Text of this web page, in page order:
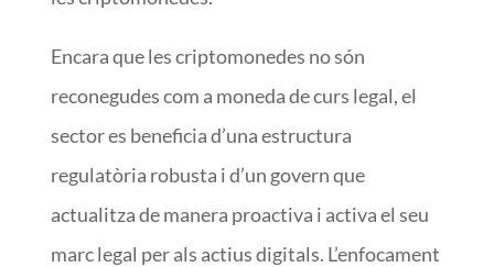
Encara que les criptomonedes no són
reconegudes com a moneda de curs legal, el
sector es beneficia d’una estructura
regulatòria robusta i d’un govern que
actualitza de manera proactiva i activa el seu
marc legal per als actius digitals. L’enfocament